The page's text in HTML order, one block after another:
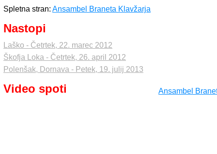
Spletna stran: Ansambel Braneta Klavžarja
Nastopi
Laško - Četrtek, 22. marec 2012
Škofja Loka - Četrtek, 26. april 2012
Polenšak, Dornava - Petek, 19. julij 2013
Video spoti Ansambel